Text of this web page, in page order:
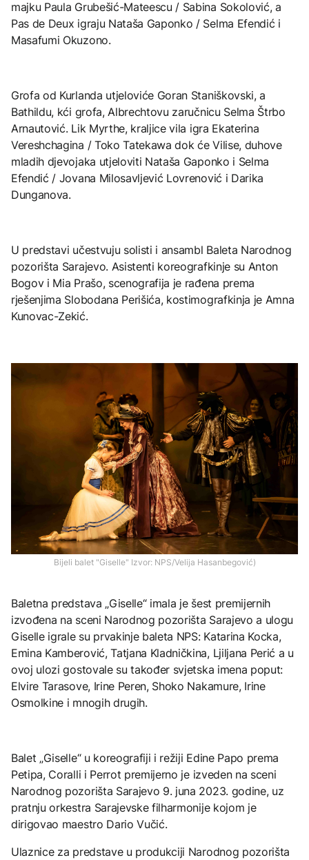
majku Paula Grubešić-Mateescu / Sabina Sokolović, a
Pas de Deux igraju Nataša Gaponko / Selma Efendić i
Masafumi Okuzono.
Grofa od Kurlanda utjeloviće Goran Staniškovski, a
Bathildu, kći grofa, Albrechtovu zaručnicu Selma Štrbo
Arnautović. Lik Myrthe, kraljice vila igra Ekaterina
Vereshchagina / Toko Tatekawa dok će Vilise, duhove
mladih djevojaka utjeloviti Nataša Gaponko i Selma
Efendić / Jovana Milosavljević Lovrenović i Darika
Dunganova.
U predstavi učestvuju solisti i ansambl Baleta Narodnog
pozorišta Sarajevo. Asistenti koreografkinje su Anton
Bogov i Mia Prašo, scenografija je rađena prema
rješenjima Slobodana Perišića, kostimografkinja je Amna
Kunovac-Zekić.
Bijeli balet "Giselle" Izvor: NPS/Velija Hasanbegović)
Baletna predstava „Giselle“ imala je šest premijernih
izvođena na sceni Narodnog pozorišta Sarajevo a ulogu
Giselle igrale su prvakinje baleta NPS: Katarina Kocka,
Emina Kamberović, Tatjana Kladničkina, Ljiljana Perić a u
ovoj ulozi gostovale su također svjetska imena poput:
Elvire Tarasove, Irine Peren, Shoko Nakamure, Irine
Osmolkine i mnogih drugih.
Balet „Giselle“ u koreografiji i režiji Edine Papo prema
Petipa, Coralli i Perrot premijerno je izveden na sceni
Narodnog pozorišta Sarajevo 9. juna 2023. godine, uz
pratnju orkestra Sarajevske filharmonije kojom je
dirigovao maestro Dario Vučić.
Ulaznice za predstave u produkciji Narodnog pozorišta